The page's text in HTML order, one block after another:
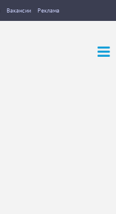
Вакансии Реклама